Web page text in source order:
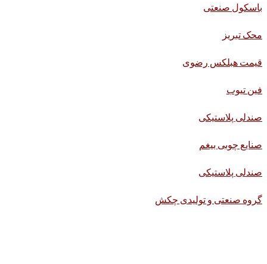
باسکول صنعتی
محک تبریز
قیمت هبلکس رضوی
فین تیوب
صندلی پلاستیکی
صنایع چوبی بیغم
صندلی پلاستیکی
گروه صنعتی و تولیدی چکش